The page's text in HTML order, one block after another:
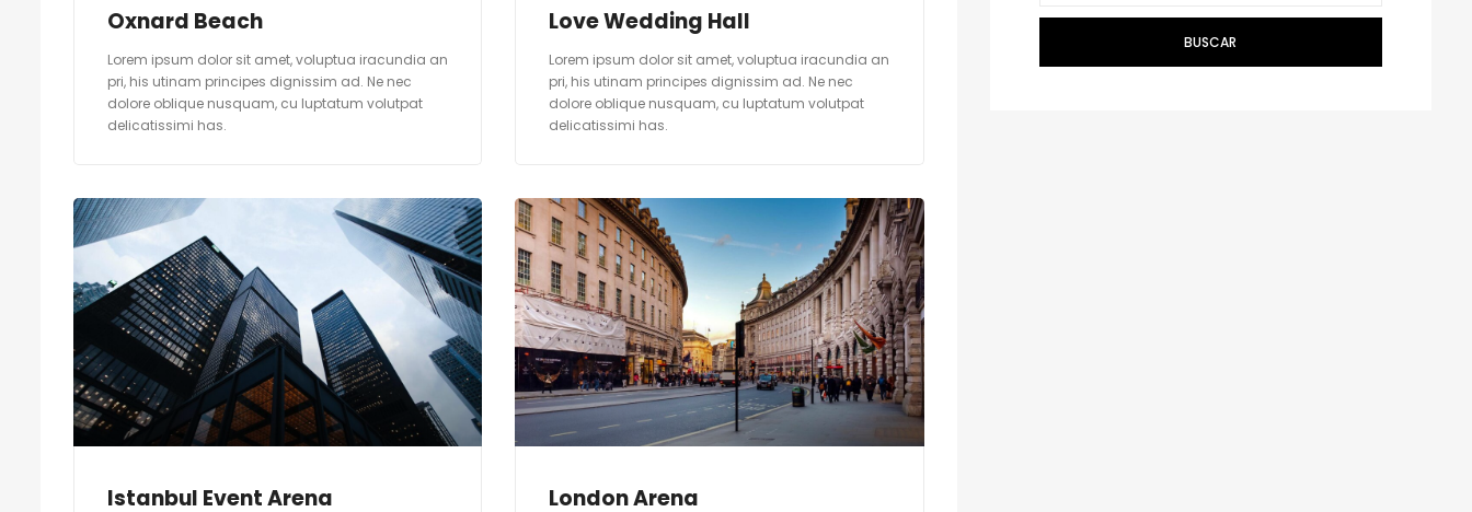
Oxnard Beach
Lorem ipsum dolor sit amet, voluptua iracundia an
pri, his utinam principes dignissim ad. Ne nec
dolore oblique nusquam, cu luptatum volutpat
delicatissimi has.
Love Wedding Hall
Lorem ipsum dolor sit amet, voluptua iracundia an
pri, his utinam principes dignissim ad. Ne nec
dolore oblique nusquam, cu luptatum volutpat
delicatissimi has.
Istanbul Event Arena London Arena
BUSCAR